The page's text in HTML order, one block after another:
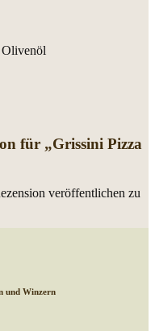
für „Grissini Pizza
veröffentlichen zu
und Winzern